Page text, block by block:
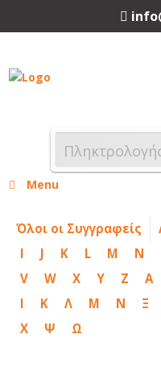
Menu
Όλοι οι Συγγραφείς
I
J K L M N
V
W X Y Z Α
Ι
Κ Λ Μ Ν Ξ
Χ
Ψ Ω